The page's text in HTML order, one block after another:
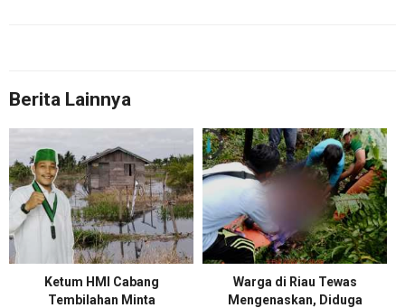
Berita Lainnya
Ketum HMI Cabang
Tembilahan Minta
Warga di Riau Tewas
Mengenaskan, Diduga